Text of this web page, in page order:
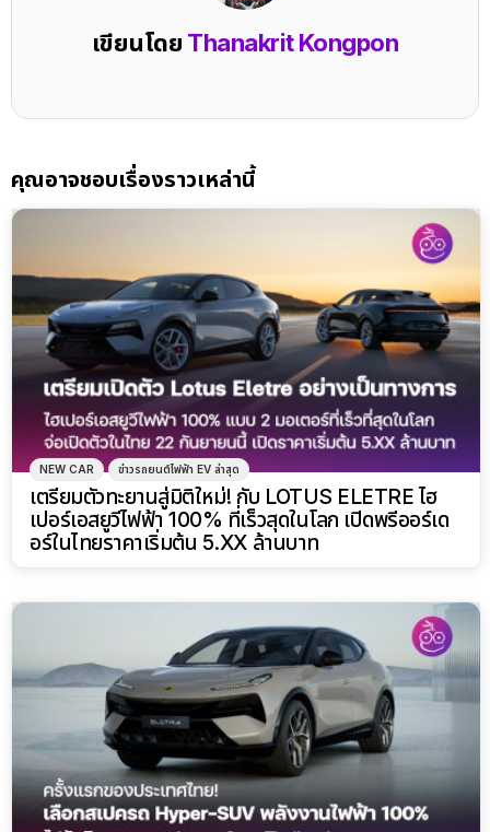
เขียนโดย Thanakrit Kongpon
คุณอาจชอบเรื่องราวเหล่านี้
NEW CAR ข่าวรถยนต์ไฟฟ้า EV ล่าสุด
เตรียมตัวทะยานสู่มิติใหม่! กับ LOTUS ELETRE ไฮ
เปอร์เอสยูวีไฟฟ้า 100% ที่เร็วสุดในโลก เปิดพรีออร์เด
อร์ในไทยราคาเริ่มต้น 5.XX ล้านบาท